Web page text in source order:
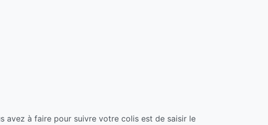
avez à faire pour suivre votre colis est de saisir le